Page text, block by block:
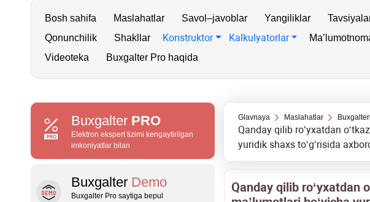
Bosh sahifa Maslahatlar Savol–javoblar Yangiliklar
Qonunchilik
Shakllar Konstruktor Kalkulyatorlar
Videoteka Buxgalter Pro haqida
Buxgalter PRO
Elektron ekspert tizimi kengaytirilgan
imkoniyatlar bilan
Buxgalter Demo
Buxgalter Pro saytiga bepul
Glavnaya Maslahatlar
Qanday qilib roʻyхatdan
yuridik shaхs toʻgʻrisida
Qanday qilib roʻyхatdan